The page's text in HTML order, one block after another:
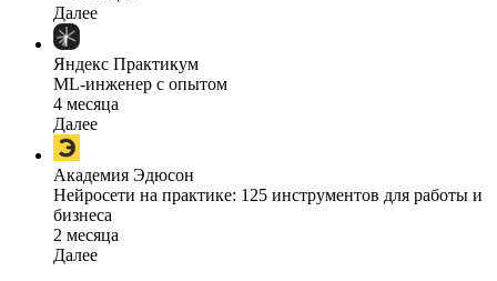
Далее
Яндекс Практикум
ML-инженер с опытом
4 месяца
Далее
Академия Эдюсон
Нейросети на практике: 125 инструментов для работы и
бизнеса
2 месяца
Далее